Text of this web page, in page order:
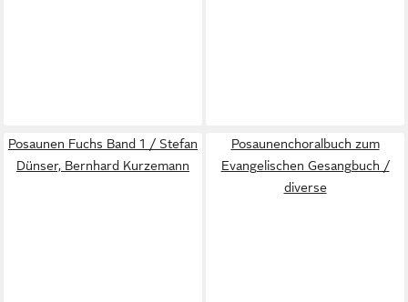
Posaunen Fuchs Band 1 / Stefan
Dünser, Bernhard Kurzemann
Posaunenchoralbuch zum
Evangelischen Gesangbuch /
diverse